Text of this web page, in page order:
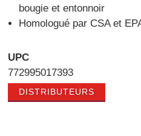
bougie et entonnoir
Homologué par CSA et
UPC
772995017393
DISTRIBUTEURS